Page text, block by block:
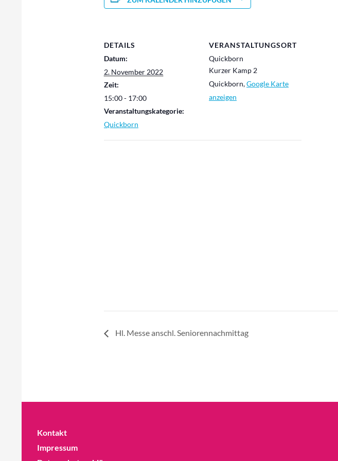
DETAILS
Datum:
2. November 2022
Zeit:
15:00 - 17:00
Veranstaltungskategorie:
Quickborn
VERANSTALTUNGSORT
Quickborn
Kurzer Kamp 2
Quickborn,Google Karte
anzeigen
Hl. Messe anschl. Seniorennachmittag
Kontakt
Impressum